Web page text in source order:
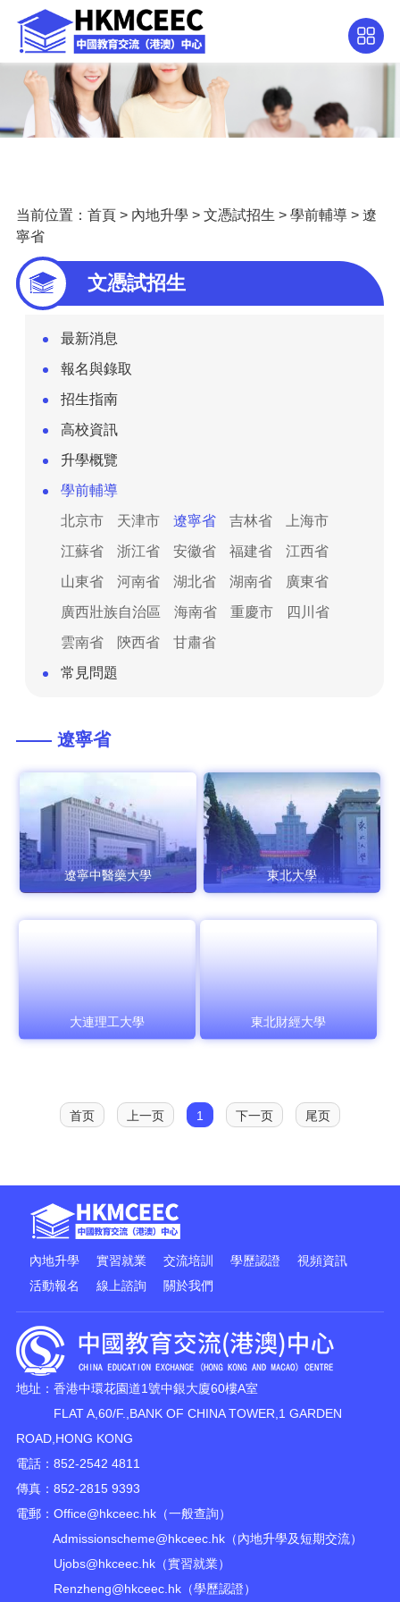
当前位置： 首頁> 內地升學 > 文憑試招生 > 學前輔導> 遼
寧省
文憑試招生
最新消息
報名與錄取
招生指南
高校資訊
升學概覽
學前輔導
北京市
天津市 遼寧省 吉林省
上海市
江蘇省
浙江省 安徽省 福建省
江西省
山東省
河南省 湖北省 湖南省
廣東省
廣西壯族自治區
海南省 重慶市
四川省
雲南省
陝西省
甘肅省
常見問題
—— 遼寧省
遼寧中醫藥大學 東北大學
大連理工大學 東北財經大學
首页 上一页 1 下一页 尾页
內地升學 實習就業 交流培訓 學歷認證
視頻資訊
活動報名
線上諮詢 關於我們
地址：香港中環花園道1號中銀大廈60樓A室
FLAT A,60/F.,BANK OF CHINA TOWER,1 GARDEN
ROAD,HONG KONG
電話：852-2542 4811
傳真：852-2815 9393
電郵： Office@hkceec.hk（一般查詢）
Admissionscheme@hkceec.hk（內地升學及短期交流）
Ujobs@hkceec.hk（實習就業）
Renzheng@hkceec.hk（學歷認證）